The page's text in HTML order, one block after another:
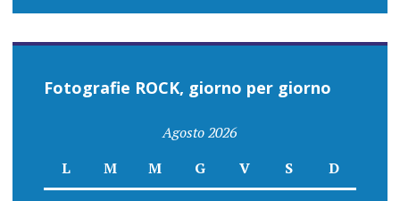
Fotografie ROCK, giorno per giorno
Agosto 2026
L
M M G V S D